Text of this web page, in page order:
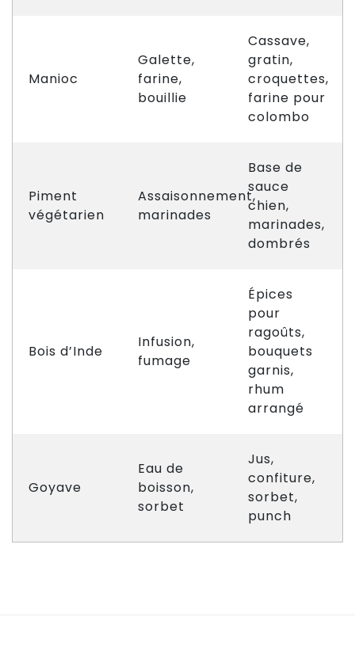
Manioc
Galette,
farine,
bouillie
Cassave,
gratin,
croquettes,
farine pour
colombo
Piment
végétarien
Assaisonnement,
marinades
Base de
sauce
chien,
marinades,
dombrés
Bois d’Inde
Infusion,
fumage
Épices
pour
ragoûts,
bouquets
garnis,
rhum
arrangé
Goyave
Eau de
boisson,
sorbet
Jus,
confiture,
sorbet,
punch